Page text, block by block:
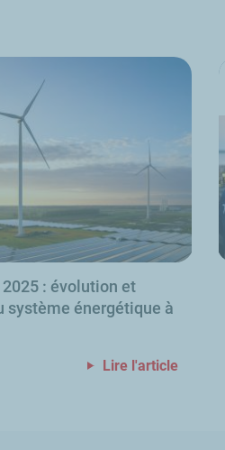
2025 : évolution et
système énergétique à
Lire l'article